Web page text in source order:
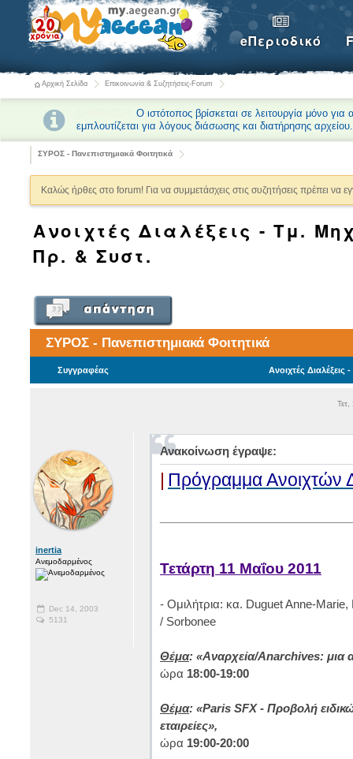
eΠεριοδικό
Αρχική Σελίδα Επικοινωνία & Συζητήσεις-Forum
Ο ιστότοπος βρίσκεται σε λειτουργία μόνο
εμπλουτίζεται για λόγους διάσωσης και διατήρησης αρχείου.
ΣΥΡΟΣ - Πανεπιστημιακά Φοιτητικά
Καλώς ήρθες στο forum! Για να συμμετάσχεις στις συζητήσεις πρέπει να
Ανοιχτές Διαλέξεις - Τμ.
Πρ. & Συστ.
ΣΥΡΟΣ - Πανεπιστημιακά Φοιτητικά
Συγγραφέας Ανοιχτές
inertia
Ανεμοδαρμένος
Dec 14, 2003
5131
Ανακοίνωση έγραψε:
| Πρόγραμμα Ανοιχτών
Τετάρτη 11 Μαΐου 2011
- Ομιλήτρια: κα. Duguet Anne-
/ Sorbonee
Θέμα: «Αναρχεία/Anarchives: μια
ώρα 18:00-19:00
Θέμα: «Paris SFX - Προβολή
εταιρείες»,
ώρα 19:00-20:00